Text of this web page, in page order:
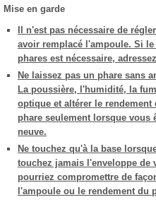
Mise en garde
Il n'est pas nécessaire de
avoir remplacé l'ampoule. Si
phares est nécessaire,
Ne laissez pas un phare sans
La poussière, l'humidité, la
optique et altérer le
phare seulement lorsque vous
neuve.
Ne touchez qu'à la base
touchez jamais l'enveloppe de
pourriez compromettre de
l'ampoule ou le rendement du